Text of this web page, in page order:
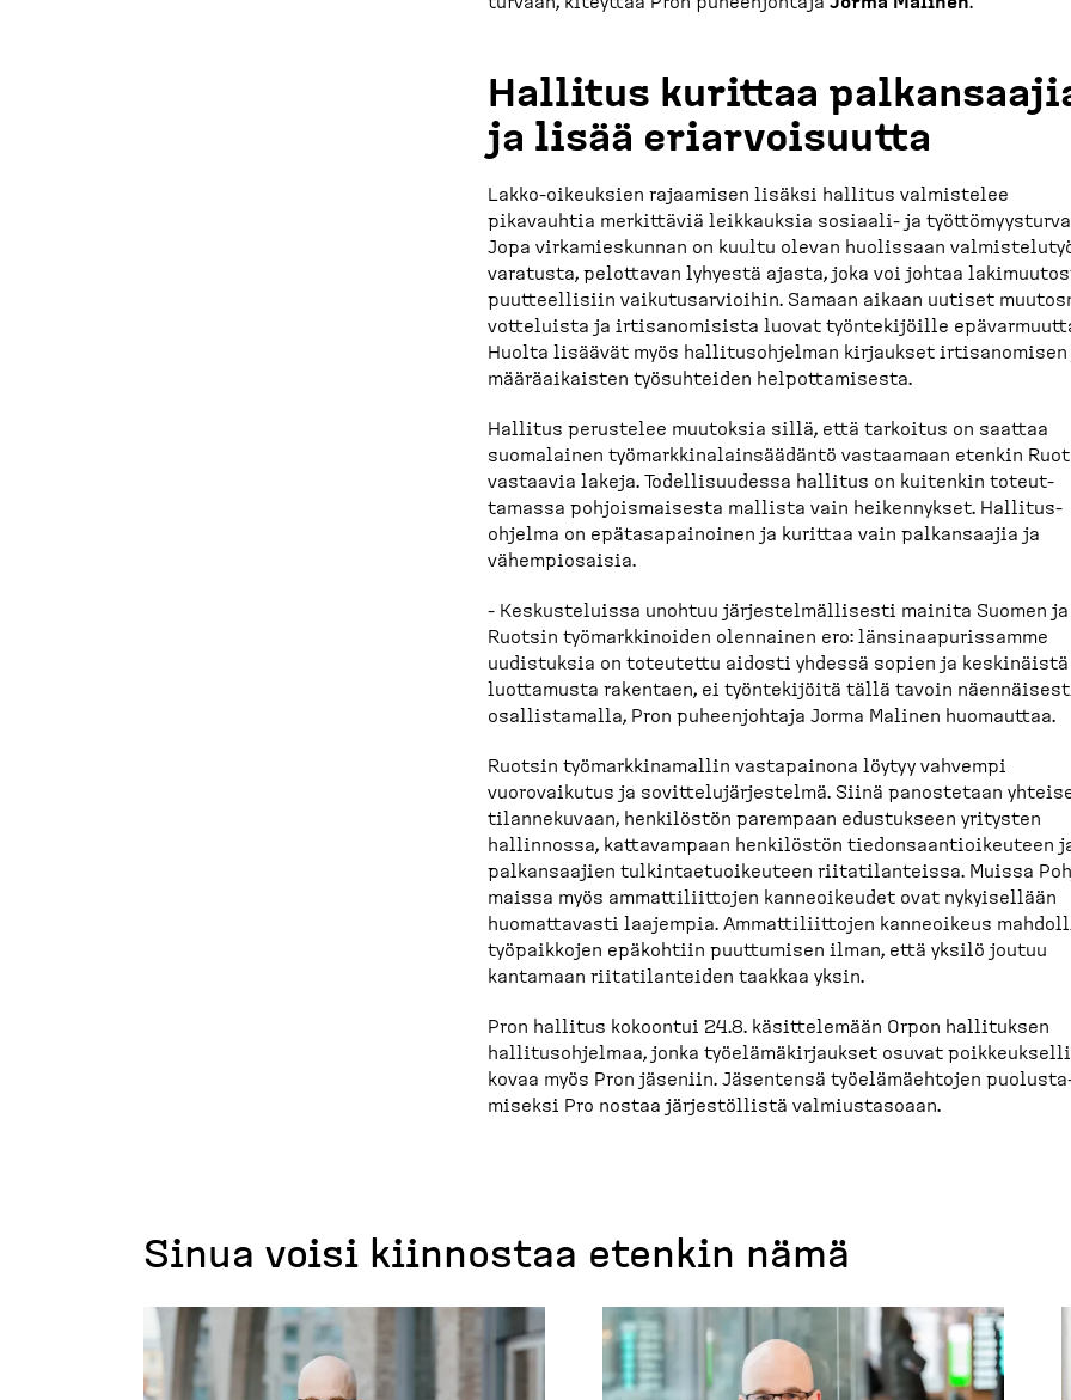
Hallitus kurittaa
ja lisää eriarvoi­suutta
Lakko-​oikeuksien rajaamisen lisäksi hallitus valmistelee
pikavauhtia merkittäviä leikkauksia sosiaali-​ ja
Jopa virkamies­kunnan on kuultu olevan huolissaan
varatusta, pelottavan lyhyestä ajasta, joka voi johtaa
puutteel­lisiin vaikutusar­vioihin. Samaan aikaan uutiset
vot­te­luista ja irtisa­no­misista luovat työnte­ki­jöille
Huolta lisäävät myös hallitus­oh­jelman kirjaukset irtisa­nomisen
määräai­kaisten työsuh­teiden helpot­ta­misesta.
Hallitus perustelee muutoksia sillä, että tarkoitus on saattaa
suomalainen työmark­ki­na­lain­säädäntö vastaamaan etenkin
vastaavia lakeja. Todelli­suudessa hallitus on kuitenkin toteut­
tamassa pohjois­maisesta mallista vain heiken­nykset. Hallitus­
ohjelma on epätasa­pai­noinen ja kurittaa vain palkan­saajia ja
vähempio­saisia.
- Keskus­te­luissa unohtuu järjes­tel­mäl­lisesti mainita Suomen ja
Ruotsin työmark­ki­noiden olennainen ero: länsinaa­pu­rissamme
uudistuksia on toteutettu aidosti yhdessä sopien ja keskinäistä
luottamusta rakentaen, ei työnte­kijöitä tällä tavoin
osallis­tamalla, Pron puheen­johtaja Jorma Malinen huomauttaa.
Ruotsin työmark­ki­na­mallin vastapainona löytyy vahvempi
vuorovaikutus ja sovitte­lu­jär­jestelmä. Siinä panostetaan
tilanne­kuvaan, henkilöstön parempaan edustukseen yritysten
hallinnossa, kattavampaan henkilöstön tiedon­saan­tioi­keuteen
palkan­saajien tulkin­tae­tuoi­keuteen riitati­lan­teissa. Muissa
maissa myös ammatti­liittojen kanneoi­keudet ovat nykyisellään
huomat­tavasti laajempia. Ammatti­liittojen kanneoikeus
työpaikkojen epäkohtiin puuttumisen ilman, että yksilö joutuu
kantamaan riitati­lan­teiden taakkaa yksin.
Pron hallitus kokoontui 24.8. käsitte­lemään Orpon hallituksen
hallitus­oh­jelmaa, jonka työelä­mä­kir­jaukset osuvat
kovaa myös Pron jäseniin. Jäsentensä työelä­mäehtojen
miseksi Pro nostaa järjes­töllistä valmius­tasoaan.
Sinua voisi kiinnostaa etenkin nämä